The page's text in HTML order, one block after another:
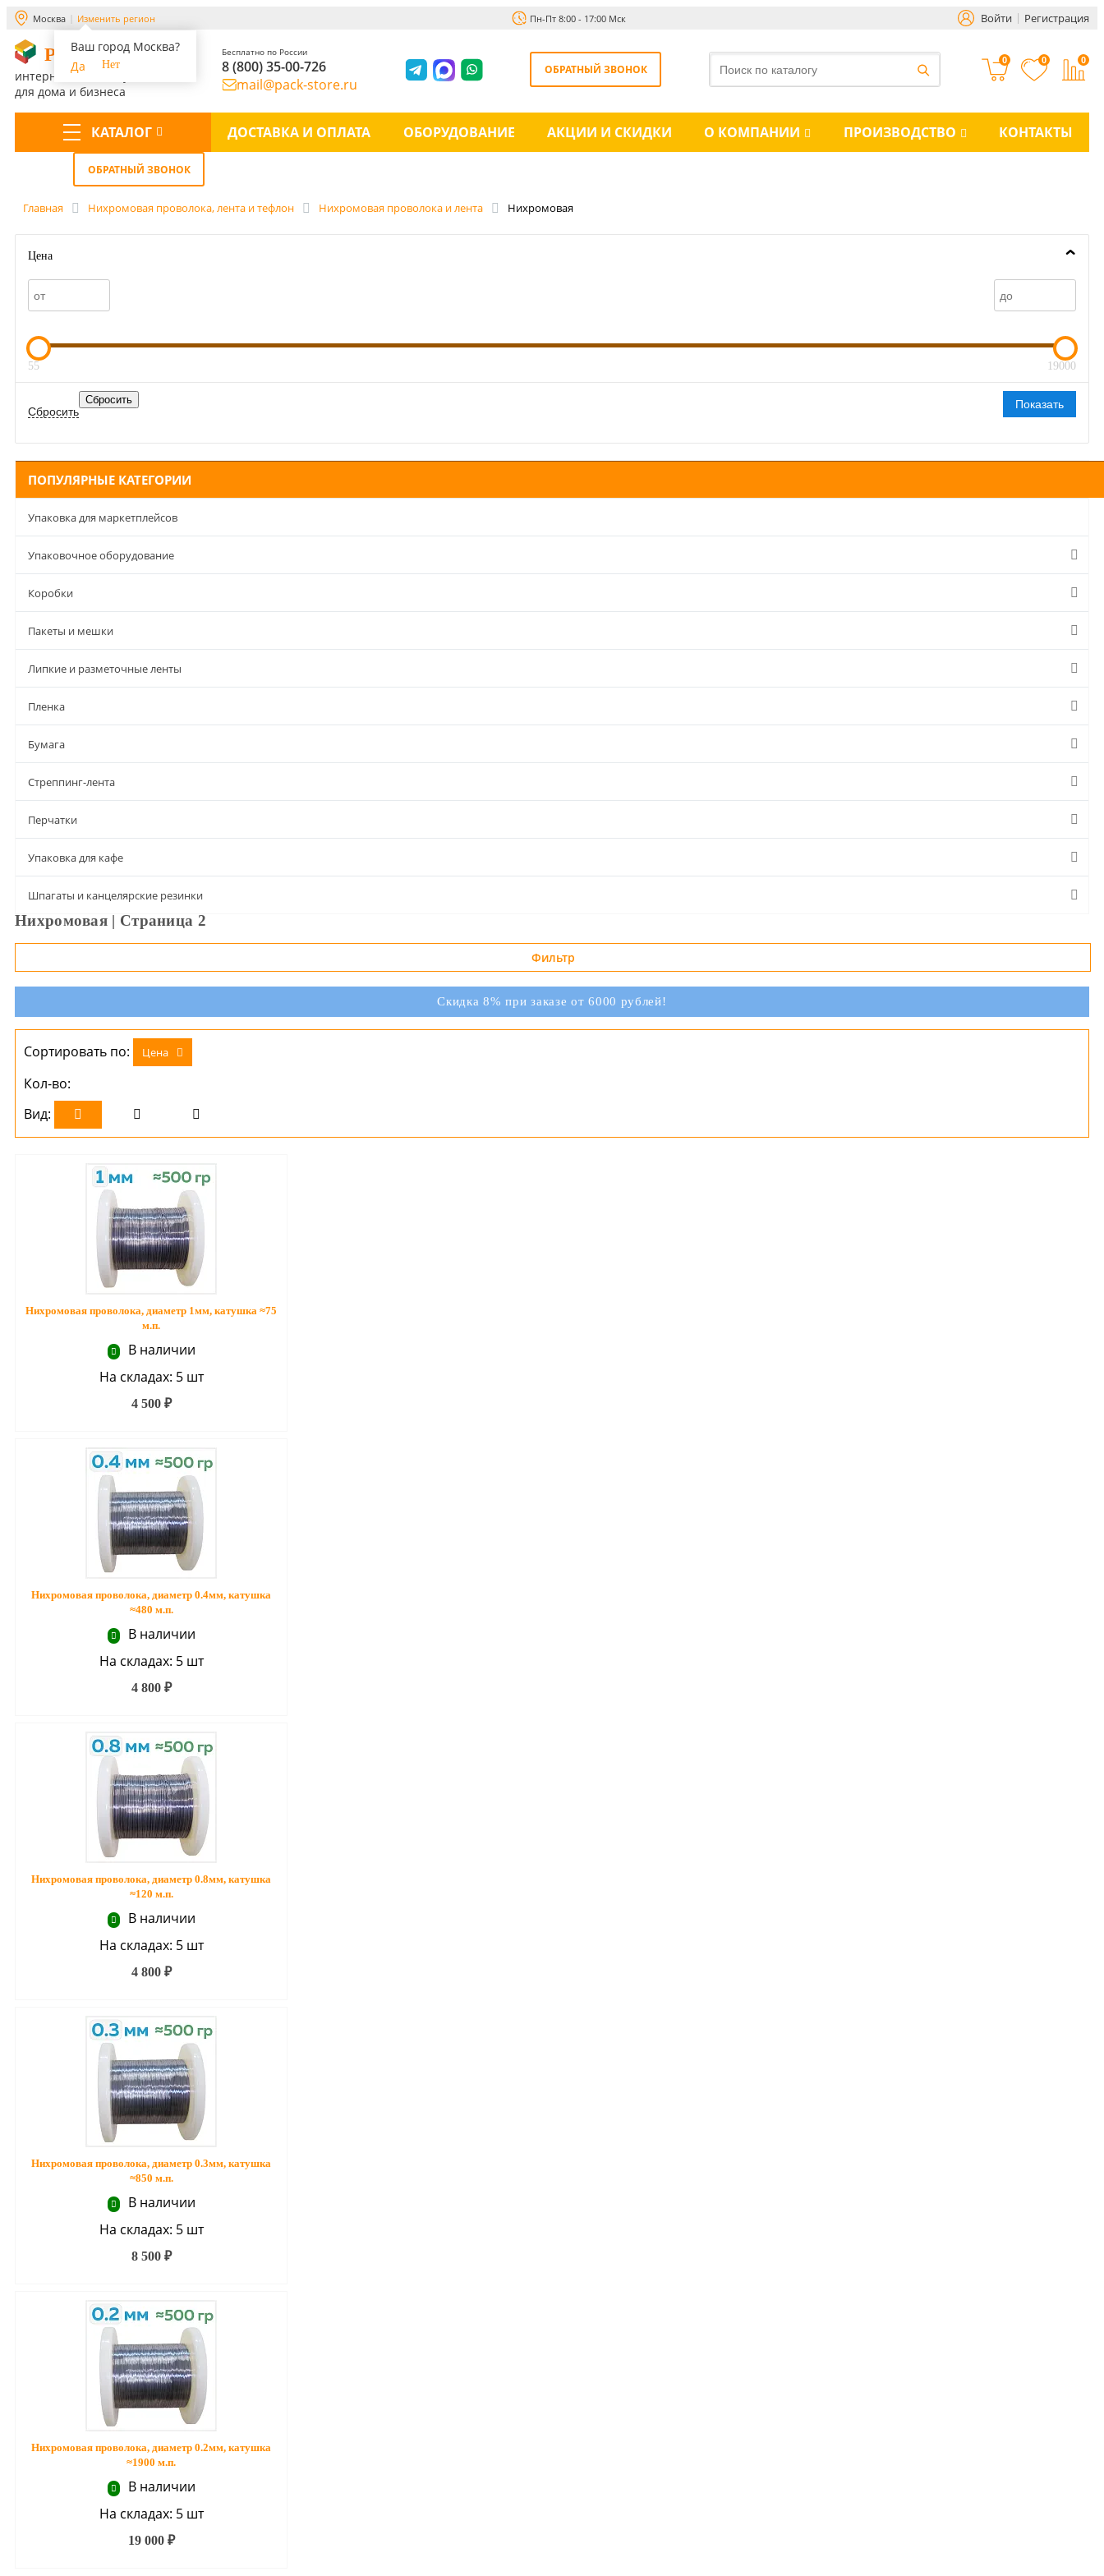
Москва Изменить регион
Ваш город Москва?
Да
Нет
Пн-Пт 8:00 - 17:00 Мск Войти Регистрация
PACK-STORE
интернет-магазин упаковки
для дома и бизнеса
Бесплатно по России
8 (800) 35-00-726
mail@pack-store.ru
ОБРАТНЫЙ ЗВОНОК
0 0 0
КАТАЛОГ ДОСТАВКА И ОПЛАТА ОБОРУДОВАНИЕ АКЦИИ И СКИДКИ О КОМПАНИИ ПРОИЗВОДСТВО КОНТАКТЫ
ОБРАТНЫЙ ЗВОНОК
Главная Нихромовая проволока, лента и тефлон Нихромовая проволока и лента Нихромовая
Цена
55 19000
ПОПУЛЯРНЫЕ КАТЕГОРИИ
Упаковка для маркетплейсов
Упаковочное оборудование
Коробки
Пакеты и мешки
Липкие и разметочные ленты
Пленка
Бумага
Стреппинг-лента
Перчатки
Упаковка для кафе
Шпагаты и канцелярские резинки
Нихромовая | Страница 2
Фильтр
Скидка 8% при заказе от 6000 рублей!
Сортировать по: Цена
Кол-во:
Вид:
Нихромовая проволока, диаметр 1мм, катушка ≈75
м.п.
В наличии
На складах: 5 шт
4 500 ₽
Нихромовая проволока, диаметр 0.4мм, катушка
≈480 м.п.
В наличии
На складах: 5 шт
4 800 ₽
Нихромовая проволока, диаметр 0.8мм, катушка
≈120 м.п.
В наличии
На складах: 5 шт
4 800 ₽
Нихромовая проволока, диаметр 0.3мм, катушка
≈850 м.п.
В наличии
На складах: 5 шт
8 500 ₽
Нихромовая проволока, диаметр 0.2мм, катушка
≈1900 м.п.
В наличии
На складах: 5 шт
19 000 ₽